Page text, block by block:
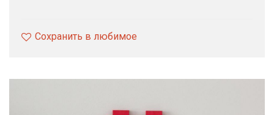
Сохранить в любимое